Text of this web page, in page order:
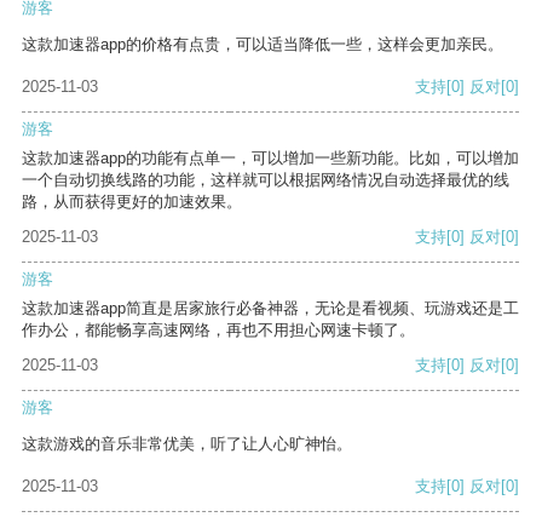
游客
这款加速器app的价格有点贵，可以适当降低一些，这样会更加亲民。
2025-11-03 支持[0] 反对[0]
游客
这款加速器app的功能有点单一，可以增加一些新功能。比如，可以增加
一个自动切换线路的功能，这样就可以根据网络情况自动选择最优的线
路，从而获得更好的加速效果。
2025-11-03
支持[0] 反对[0]
游客
这款加速器app简直是居家旅行必备神器，无论是看视频、玩游戏还是工
作办公，都能畅享高速网络，再也不用担心网速卡顿了。
2025-11-03
支持[0] 反对[0]
游客
这款游戏的音乐非常优美，听了让人心旷神怡。
2025-11-03 支持[0] 反对[0]